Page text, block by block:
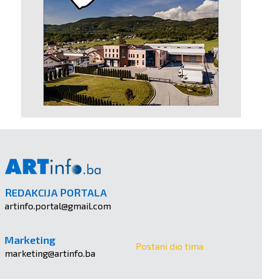
REDAKCIJA PORTALA
artinfo.portal@gmail.com
Marketing
marketing@artinfo.ba
Postani dio tima